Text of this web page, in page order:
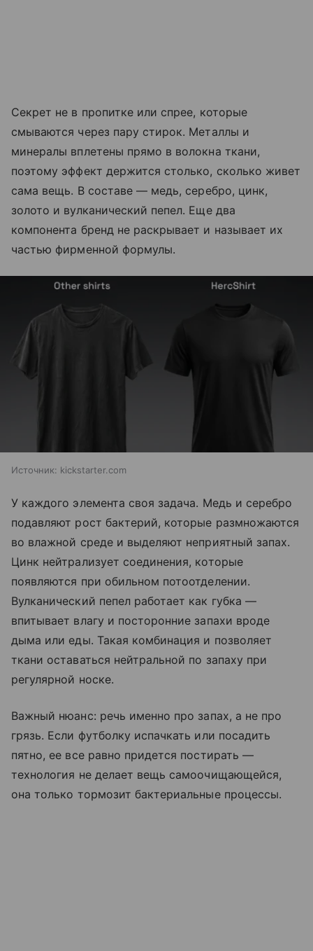
Секрет не в пропитке или спрее, которые
смываются через пару стирок. Металлы и
минералы вплетены прямо в волокна ткани,
поэтому эффект держится столько, сколько живет
сама вещь. В составе — медь, серебро, цинк,
золото и вулканический пепел. Еще два
компонента бренд не раскрывает и называет их
частью фирменной формулы.
Источник: kickstarter.com
У каждого элемента своя задача. Медь и серебро
подавляют рост бактерий, которые размножаются
во влажной среде и выделяют неприятный запах.
Цинк нейтрализует соединения, которые
появляются при обильном потоотделении.
Вулканический пепел работает как губка —
впитывает влагу и посторонние запахи вроде
дыма или еды. Такая комбинация и позволяет
ткани оставаться нейтральной по запаху при
регулярной носке.
Важный нюанс: речь именно про запах, а не про
грязь. Если футболку испачкать или посадить
пятно, ее все равно придется постирать —
технология не делает вещь самоочищающейся,
она только тормозит бактериальные процессы.